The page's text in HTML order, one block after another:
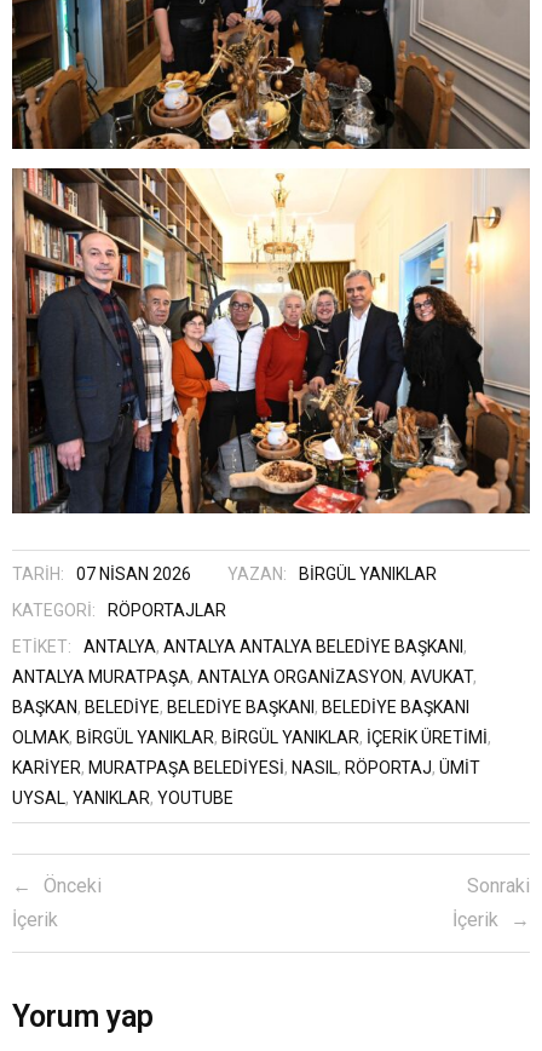
TARIH: 07 NISAN 2026 YAZAN:
BIRGÜL YANIKLAR
KATEGORI:
RÖPORTAJLAR
ETIKET:
ANTALYA, ANTALYA ANTALYA BELEDIYE BAŞKANI ,
ANTALYA MURATPAŞA, ANTALYA ORGANIZASYON, AVUKAT,
BAŞKAN, BELEDIYE, BELEDIYE BAŞKANI , BELEDIYE BAŞKANI
OLMAK, BİRGÜL YANIKLAR, BIRGÜL YANIKLAR, IÇERIK ÜRETIMI,
KARIYER, MURATPAŞA BELEDIYESI, NASIL, RÖPORTAJ, ÜMIT
UYSAL, YANIKLAR, YOUTUBE
Önceki
İçerik
Sonraki
İçerik
Yorum yap